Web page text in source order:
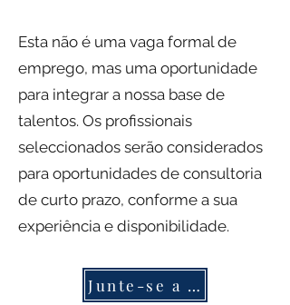
Esta não é uma vaga formal de
emprego, mas uma oportunidade
para integrar a nossa base de
talentos. Os profissionais
seleccionados serão considerados
para oportunidades de consultoria
de curto prazo, conforme a sua
experiência e disponibilidade.
Junte-se a nós